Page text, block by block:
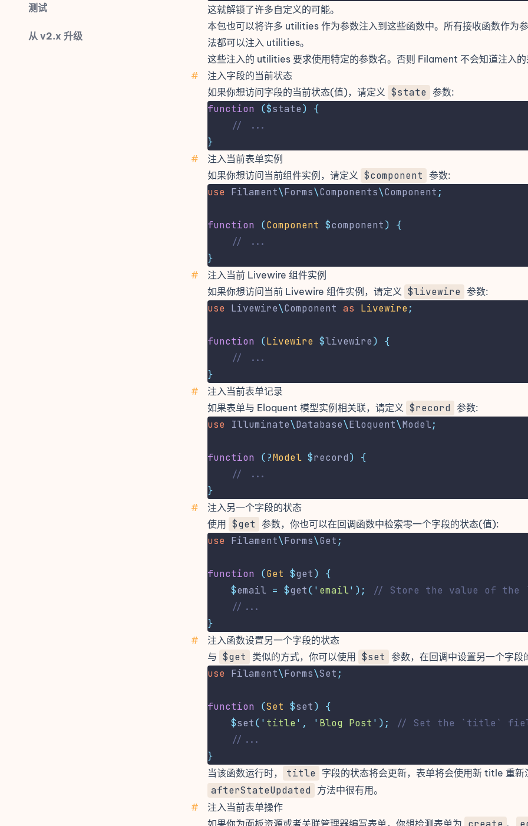
测试
从 v2.x 升级
这就解锁了许多自定义的可能。
本包也可以将许多 utilities 作为参数注入到这些函数中。所有接收函数作为
法都可以注入 utilities。
这些注入的 utilities 要求使用特定的参数名。否则 Filament 不会知道注入的
#
注入字段的当前状态
如果你想访问字段的当前状态(值)，请定义 $state 参数:
function ($state)
{
// ...
}
#
注入当前表单实例
如果你想访问当前组件实例，请定义 $component 参数:
use Filament\Forms\Components\Component ;
function (Component $component)
{
// ...
}
#
注入当前 Livewire 组件实例
如果你想访问当前 Livewire 组件实例，请定义 $livewire 参数:
use Livewire\Component as Livewire;
function (Livewire $livewire)
{
// ...
}
#
注入当前表单记录
如果表单与 Eloquent 模型实例相关联，请定义 $record 参数:
use Illuminate\Database\Eloquent\Model;
function (?Model $record)
{
// ...
}
#
注入另一个字段的状态
使用
$get 参数，你也可以在回调函数中检索零一个字段的状态(值):
use Filament\Forms\Get ;
function (Get $get)
{
$email = $get( ' email' );
// Store the value of the
//...
}
#
注入函数设置另一个字段的状态
与 $get 类似的方式，你可以使用 $set 参数，在回调中设置另一个字段
use Filament\Forms\Set ;
function (Set $set)
{
$set( ' title ' , ' Blog Post ' );
// Set the `title`
//...
}
当该函数运行时， title 字段的状态将会更新，表单将会使用新 title 重新
afterStateUpdated 方法中很有用。
#
注入当前表单操作
如果你为面板资源或者关联管理器编写表单，你想检测表单为
、